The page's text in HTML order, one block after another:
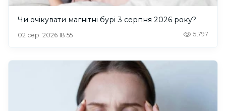
Чи очікувати магнітні бурі 3 серпня 2026 року?
02 сер. 2026 18:55 5,797